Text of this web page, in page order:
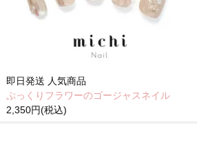
即日発送 人気商品
ぷっくりフラワーのゴージャスネイル
2,350円(税込)